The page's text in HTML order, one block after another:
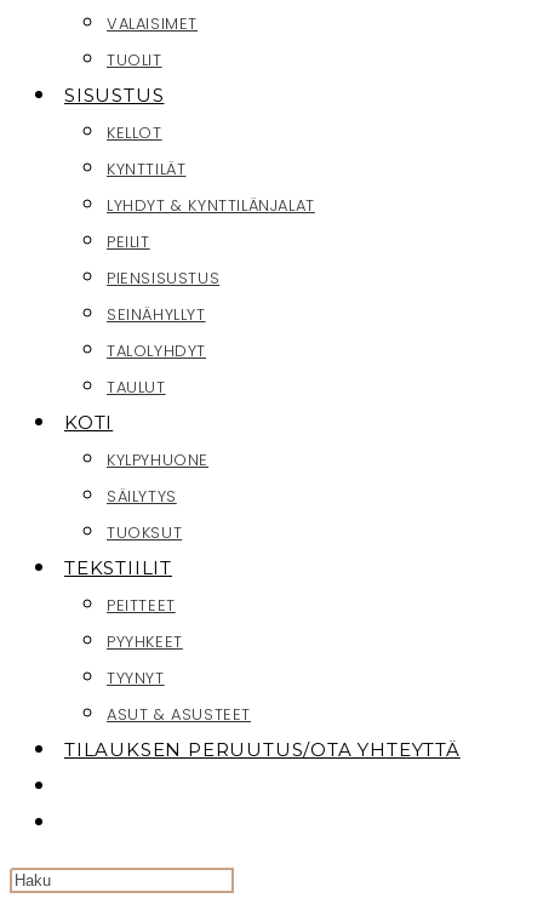
VALAISIMET
TUOLIT
SISUSTUS
KELLOT
KYNTTILÄT
LYHDYT & KYNTTILÄNJALAT
PEILIT
PIENSISUSTUS
SEINÄHYLLYT
TALOLYHDYT
TAULUT
KOTI
KYLPYHUONE
SÄILYTYS
TUOKSUT
TEKSTIILIT
PEITTEET
PYYHKEET
TYYNYT
ASUT & ASUSTEET
TILAUKSEN PERUUTUS/OTA YHTEYTTÄ